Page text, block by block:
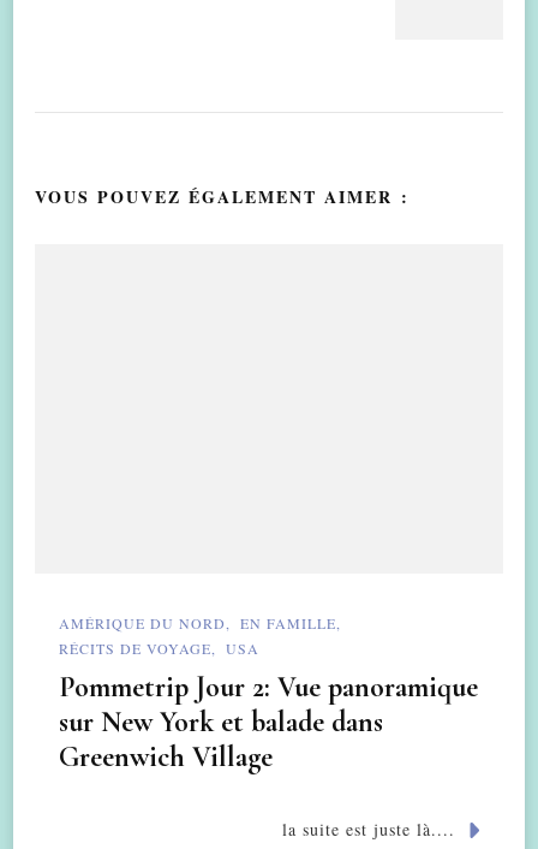
VOUS POUVEZ ÉGALEMENT AIMER :
AMÉRIQUE DU NORD
EN FAMILLE
RÉCITS DE VOYAGE
USA
Pommetrip Jour 2: Vue panoramique
sur New York et balade dans
Greenwich Village
la suite est juste là....